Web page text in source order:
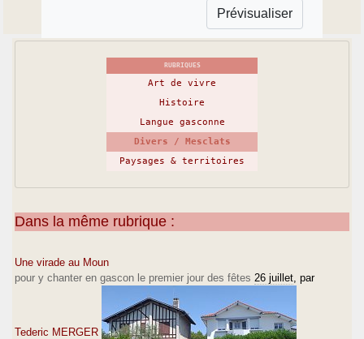
RUBRIQUES
Art de vivre
Histoire
Langue gasconne
Divers / Mesclats
Paysages & territoires
Dans la même rubrique :
Une virade au Moun
pour y chanter en gascon le premier jour des fêtes 26 juillet , par
Tederic MERGER